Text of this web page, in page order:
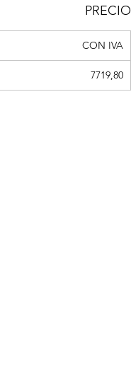
PRECIO
CON IVA
7719,80